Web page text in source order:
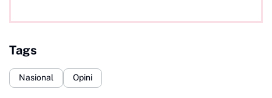
Tags
Nasional Opini